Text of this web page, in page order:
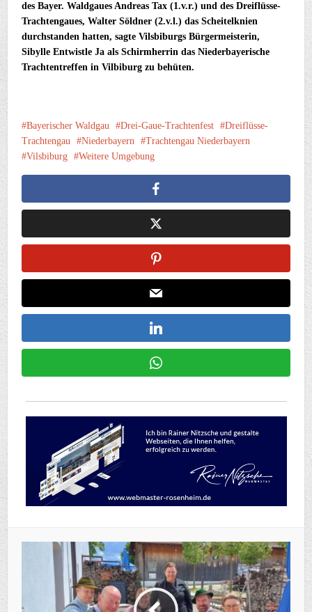
des Bayer. Waldgaues Andreas Tax (1.v.r.) und des Dreiflüsse-
Trachtengaues, Walter Söldner (2.v.l.) das Scheitelknien
durchstanden hatten, sagte Vilsbiburgs Bürgermeisterin,
Sibylle Entwistle Ja als Schirmherrin das Niederbayerische
Trachtentreffen in Vilbiburg zu behüten.
Bayerischer Waldgau Drei-Gaue-Trachtenfest
Dreiflüsse-
Trachtengau
Niederbayern
Trachtengau Niederbayern
Vilsbiburg
Weitere Umgebung